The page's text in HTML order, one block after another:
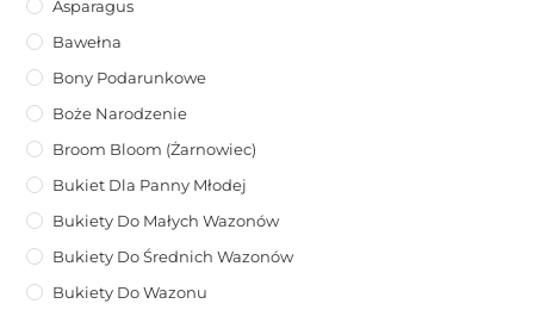
Asparagus
Bawełna
Bony Podarunkowe
Boże Narodzenie
Broom Bloom (żarnowiec)
Bukiet Dla Panny Młodej
Bukiety Do Małych Wazonów
Bukiety Do Średnich Wazonów
Bukiety Do Wazonu